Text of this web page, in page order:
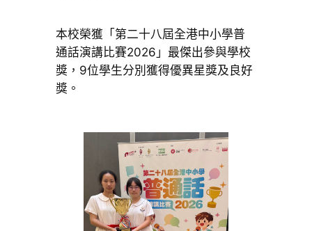
本校榮獲「第二十八屆全港中小學普
通話演講比賽2026」最傑出參與學校
獎，9位學生分別獲得優異星獎及良好
獎。